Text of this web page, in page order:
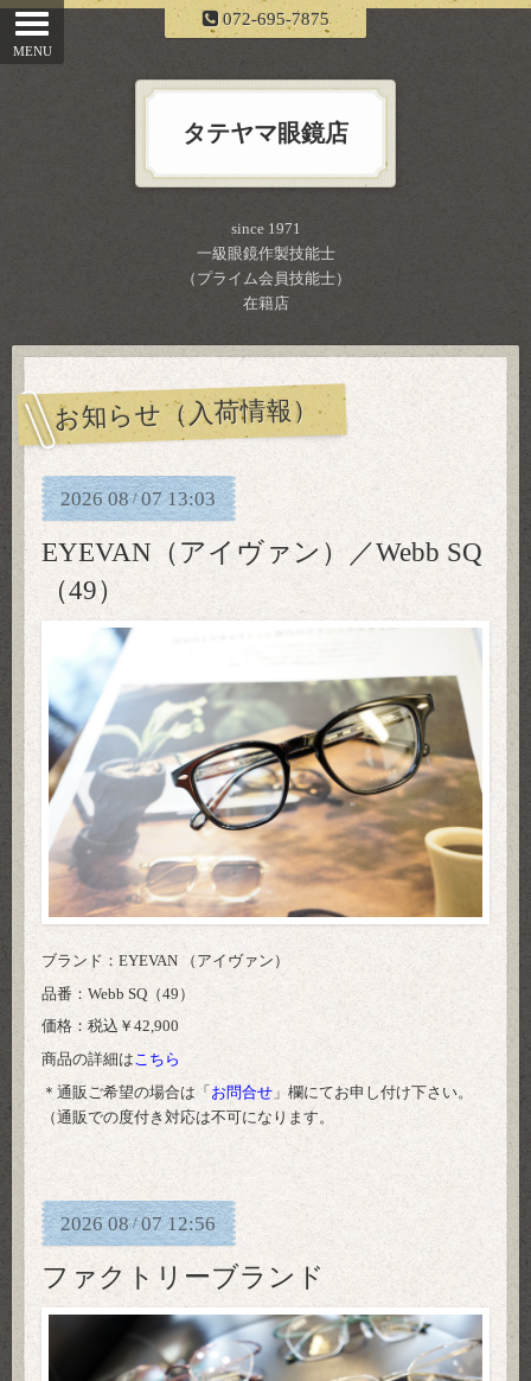
072-695-7875
タテヤマ眼鏡店
since 1971
一級眼鏡作製技能士
（プライム会員技能士）
在籍店
お知らせ（入荷情報）
2026 08/07 13:03
EYEVAN（アイヴァン）／Webb SQ
（49）
ブランド：EYEVAN （アイヴァン）
品番：Webb SQ（49）
価格：税込￥42,900
商品の詳細は こちら
＊通販ご希望の場合は「お問合せ 」欄にてお申し付け下さい。
（通販での度付き対応は不可になります。
2026 08/07 12:56
ファクトリーブランド